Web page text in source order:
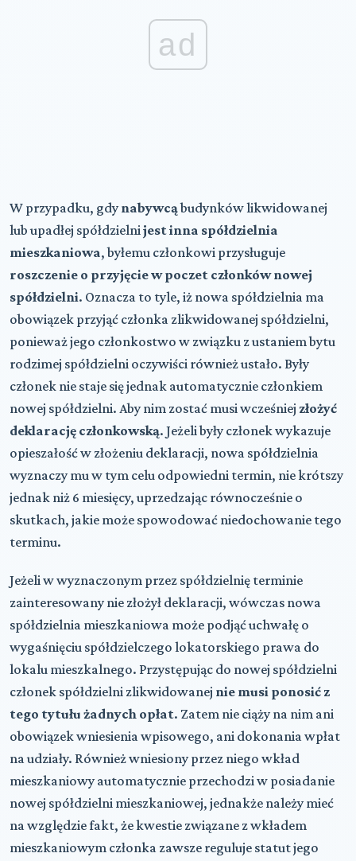
ad
W przypadku, gdy nabywcąbudynków likwidowanej
lub upadłej spółdzielni jest inna spółdzielnia
mieszkaniowa, byłemu członkowi przysługuje
roszczenie o przyjęcie w poczet członków nowej
spółdzielni. Oznacza to tyle, iż nowa spółdzielnia ma
obowiązek przyjąć członka zlikwidowanej spółdzielni,
ponieważ jego członkostwo w związku z ustaniem bytu
rodzimej spółdzielni oczywiści również ustało. Były
członek nie staje się jednak automatycznie członkiem
nowej spółdzielni. Aby nim zostać musi wcześniej złożyć
deklarację członkowską. Jeżeli były członek wykazuje
opieszałość w złożeniu deklaracji, nowa spółdzielnia
wyznaczy mu w tym celu odpowiedni termin, nie krótszy
jednak niż 6 miesięcy, uprzedzając równocześnie o
skutkach, jakie może spowodować niedochowanie tego
terminu.
Jeżeli w wyznaczonym przez spółdzielnię terminie
zainteresowany nie złożył deklaracji, wówczas nowa
spółdzielnia mieszkaniowa może podjąć uchwałę o
wygaśnięciu spółdzielczego lokatorskiego prawa do
lokalu mieszkalnego. Przystępując do nowej spółdzielni
członek spółdzielni zlikwidowanej nie musi ponosić z
tego tytułu żadnych opłat. Zatem nie ciąży na nim ani
obowiązek wniesienia wpisowego, ani dokonania wpłat
na udziały. Również wniesiony przez niego wkład
mieszkaniowy automatycznie przechodzi w posiadanie
nowej spółdzielni mieszkaniowej, jednakże należy mieć
na względzie fakt, że kwestie związane z wkładem
mieszkaniowym członka zawsze reguluje statut jego